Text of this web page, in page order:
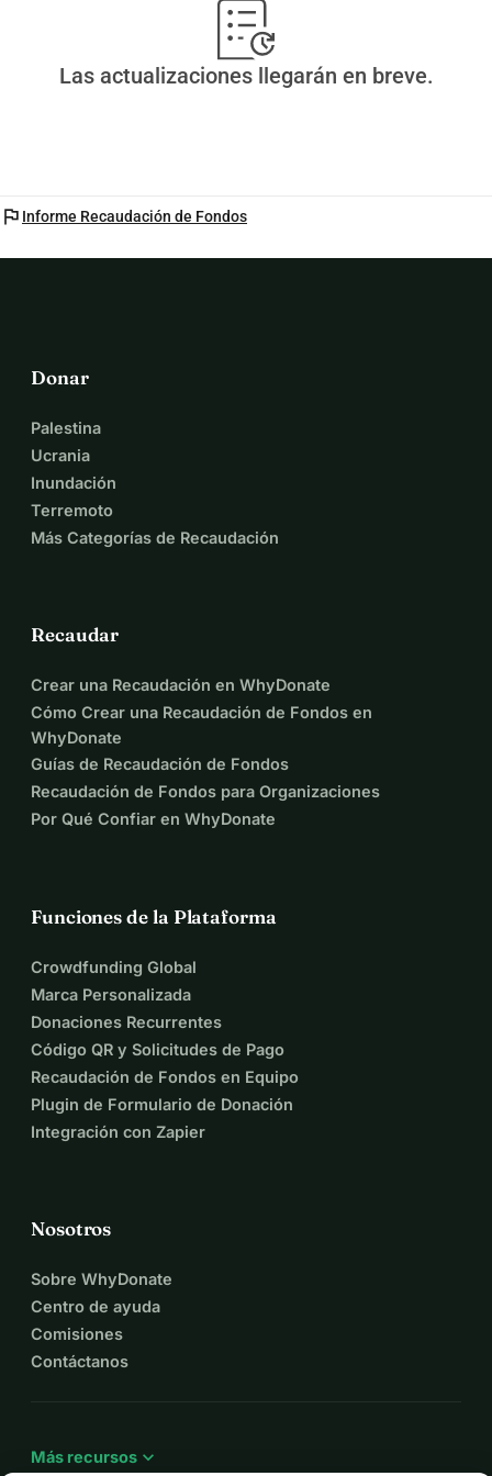
siendo accesibles para aquellos cuya situación financiera
Las actualizaciones llegarán en breve.
flag Informe Recaudación de Fondos
Donar
Palestina
Ucrania
Inundación
Terremoto
Más Categorías de Recaudación
Recaudar
Crear una Recaudación en WhyDonate
Cómo Crear una Recaudación de Fondos en
WhyDonate
Guías de Recaudación de Fondos
Recaudación de Fondos para Organizaciones
Por Qué Confiar en WhyDonate
Funciones de la Plataforma
Crowdfunding Global
Marca Personalizada
Donaciones Recurrentes
Código QR y Solicitudes de Pago
Recaudación de Fondos en Equipo
Plugin de Formulario de Donación
Integración con Zapier
Nosotros
Sobre WhyDonate
Centro de ayuda
Comisiones
Contáctanos
Más recursos expand_more